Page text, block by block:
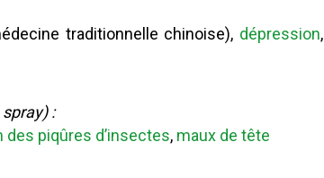
traditionnelle chinoise), dépression,
:
des piqûres d’insectes, maux de tête